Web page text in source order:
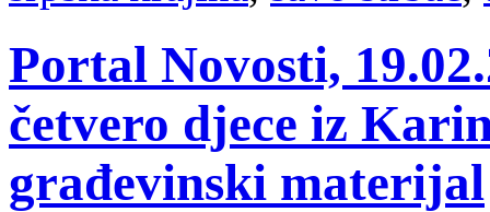
Portal Novosti,
četvero djece iz
građevinski materijal